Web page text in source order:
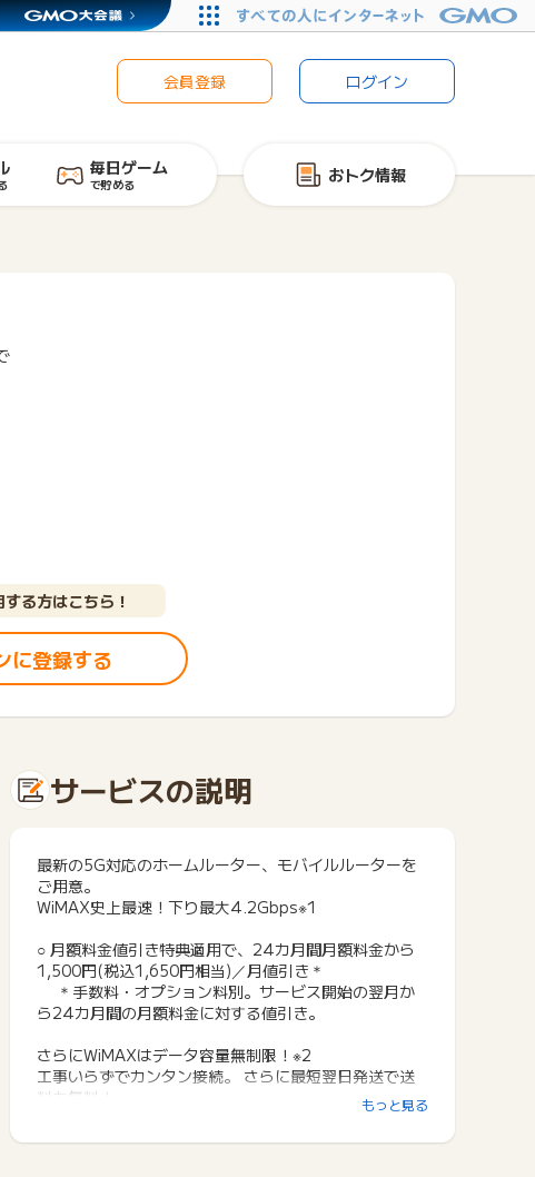
会員登録 ログイン
毎日ゲーム
で貯める おトク情報
る方はこちら！
に登録する
サービスの説明
最新の5G対応のホームルーター、モバイルルーターを
ご用意。
WiMAX史上最速！下り最大4.2Gbps※1
○ 月額料金値引き特典適用で、24カ月間月額料金から
1,500円(税込1,650円相当)／月値引き＊
＊手数料・オプション料別。サービス開始の翌月か
ら24カ月間の月額料金に対する値引き。
さらにWiMAXはデータ容量無制限！※2
工事いらずでカンタン接続。 さらに最短翌日発送で送
料も無料！
特典適用の条件として、オプションへの申込は不要なの
で安心です。
もっと見る